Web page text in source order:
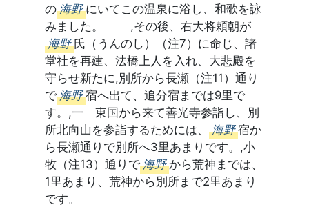
の 海野 にいてこの温泉に浴し、和歌を詠
みました。 ,その後、右大将頼朝が
海野 氏（うんのし）（注7）に命じ、諸
堂社を再建、法橋上人を入れ、大悲殿を
守らせ新たに,別所から長瀬（注11）通り
で 海野 宿へ出て、追分宿までは9里で
す。,一 東国から来て善光寺参詣し、別
所北向山を参詣するためには、 海野 宿か
ら長瀬通りで別所へ3里あまりです。,小
牧（注13）通りで 海野 から荒神までは、
1里あまり、荒神から別所まで2里あまり
です。